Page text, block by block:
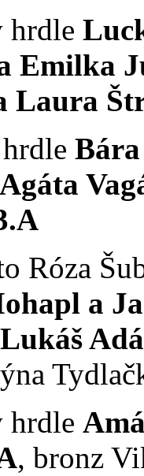
hrdle
Emilka
Laura
Róza
a
hrdle
, bronz